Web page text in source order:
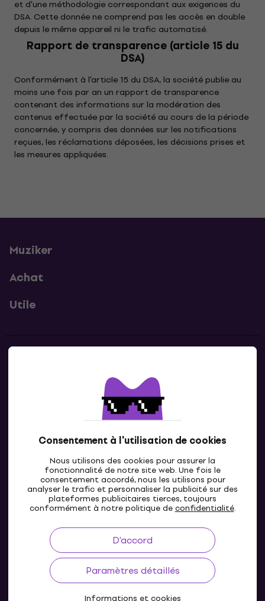
Consentement à l'utilisation de cookies
Nous utilisons des cookies pour assurer la
fonctionnalité de notre site web. Une fois le
consentement accordé, nous les utilisons pour
analyser le trafic et personnaliser la publicité sur des
plateformes publicitaires tierces, toujours
conformément à notre politique deconfidentialité.
D'accord
Paramètres détaillés
Informations et cookies
et d'une méthodologie correspondant aux exigences du
DSA. Cette donnée ne comprend pas les accès en double
depuis le même appareil ni le trafic automatisé.
Rapport de transparence (article 15 du
DSA)
Conformément à l'article 15 du DSA, la société publie au
moins une fois par an un rapport de transparence
contenant des informations sur la modération des
contenus effectuée par la société au cours de la période
concernée, y compris des données sur les notifications
reçues, les réclamations déposées, les décisions prises et
les mesures appliquées.
Muziker
Achat
Utile
Contacte nous
LU